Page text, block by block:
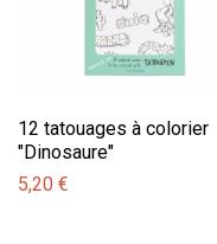
12 tatouages à colorier
"Dinosaure"
5,20 €